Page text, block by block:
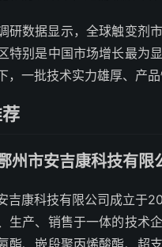
研数据显示，全球触变剂
特别是中国市场增长最为
，一批技术实力雄厚、产
州市安吉康科技
吉康科技有限公司成立于
生产、销售于一体的技术
酯、嵌段聚丙烯酸酯、超